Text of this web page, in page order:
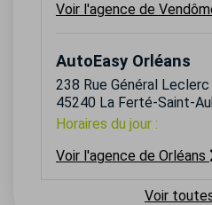
Voir l'agence de
AutoEasy Orléans
238 Rue Général Leclerc
45240 La Ferté-Saint-
Horaires du jour :
Voir l'agence de Orléans
Voir